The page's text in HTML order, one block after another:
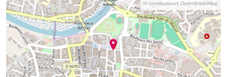
© contributeurs OpenStreetMap